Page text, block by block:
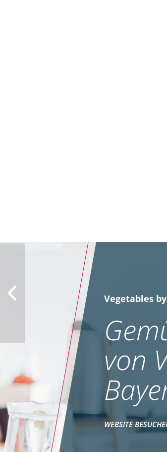
Vegetables
von
WEBSITE